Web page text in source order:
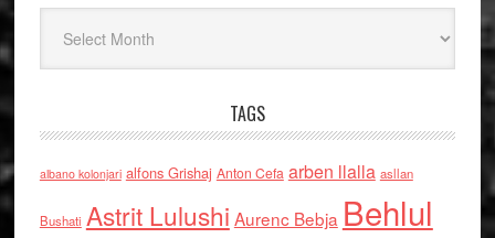
TAGS
albano kolonjari alfons Grishaj Anton Cefa arben llalla asllan
Bushati Astrit Lulushi Aurenc Bebja Behlul